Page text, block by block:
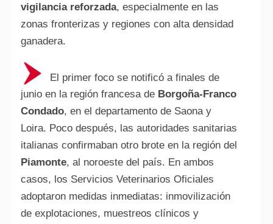
vigilancia reforzada, especialmente en las
zonas fronterizas y regiones con alta densidad
ganadera.
El primer foco se notificó a finales de
junio en la región francesa de Borgoña-Franco
Condado, en el departamento de Saona y
Loira. Poco después, las autoridades sanitarias
italianas confirmaban otro brote en la región del
Piamonte, al noroeste del país. En ambos
casos, los Servicios Veterinarios Oficiales
adoptaron medidas inmediatas: inmovilización
de explotaciones, muestreos clínicos y